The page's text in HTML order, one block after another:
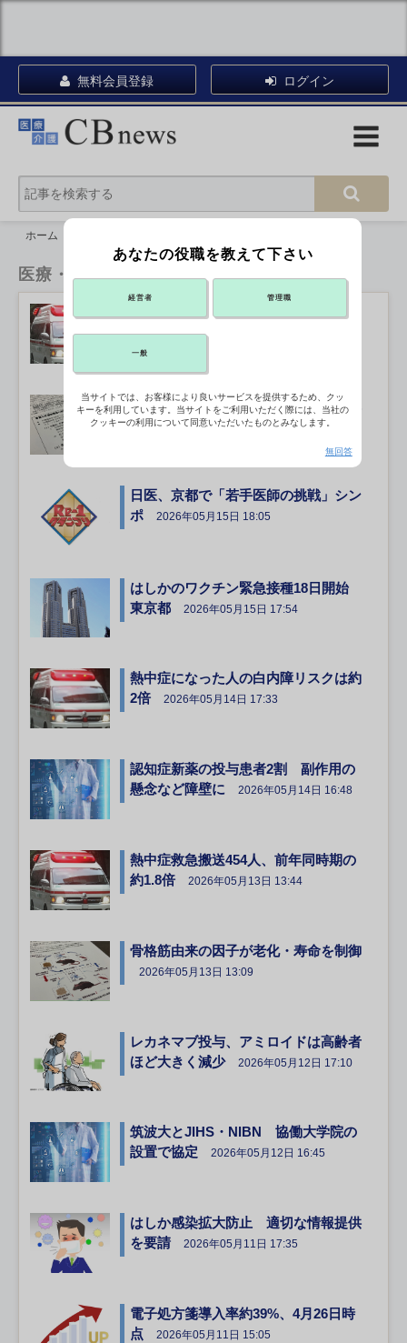
無料会員登録 ログイン
ホーム
医療・看護
熱中症救急搬送1,012人、岡山県では
死亡者も
2026年05月19日 18:03
血管炎薬タブネオス 新規の投与中止
を
2026年05月19日 16:57
日医、京都で「若手医師の挑戦」シン
ポ
2026年05月15日 18:05
はしかのワクチン緊急接種18日開始
東京都
2026年05月15日 17:54
熱中症になった人の白内障リスクは約
2倍
2026年05月14日 17:33
認知症新薬の投与患者2割 副作用の
懸念など障壁に
2026年05月14日 16:48
熱中症救急搬送454人、前年同時期の
約1.8倍
2026年05月13日 13:44
骨格筋由来の因子が老化・寿命を制御
2026年05月13日 13:09
レカネマブ投与、アミロイドは高齢者
ほど大きく減少
2026年05月12日 17:10
筑波大とJIHS・NIBN 協働大学院の
設置で協定
2026年05月12日 16:45
はしか感染拡大防止 適切な情報提供
を要請
2026年05月11日 17:35
電子処方箋導入率約39%、4月26日時
点
2026年05月11日 15:05
あなたの役職を教えて下さい
経営者 管理職
一般
当サイトでは、お客様により良いサービスを提供するため、クッ
キーを利用しています。当サイトをご利用いただく際には、当社の
クッキーの利用について同意いただいたものとみなします。
無回答